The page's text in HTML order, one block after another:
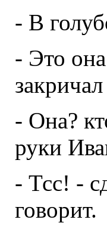
- В
- Это
- Она?
руки
- Тсс! -
говорит.